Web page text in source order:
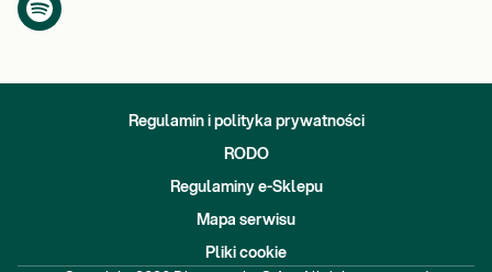
Regulamin i polityka prywatności
RODO
Regulaminy e-Sklepu
Mapa serwisu
Pliki cookie